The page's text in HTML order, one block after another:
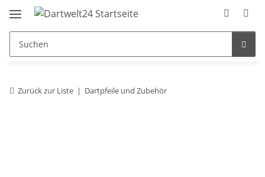
Zurück zur Liste Dartpfeile und Zubehör